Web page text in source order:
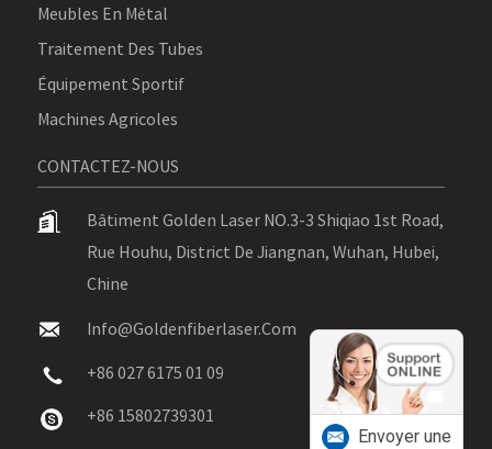
Meubles En Métal
Traitement Des Tubes
Équipement Sportif
Machines Agricoles
CONTACTEZ-NOUS
Bâtiment Golden Laser NO.3-3 Shiqiao 1st Road,
Rue Houhu, District De Jiangnan, Wuhan, Hubei,
Chine
Info@goldenfiberlaser.com
+86 027 6175 01 09
+86 15802739301
Envoyer une